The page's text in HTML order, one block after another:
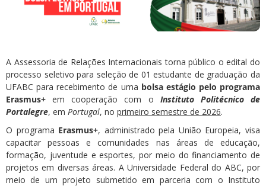
A Assessoria de Relações Internacionais torna público o edital do
processo seletivo para seleção de 01 estudante de graduação da
UFABC para recebimento de uma bolsa estágio pelo programa
Erasmus+ em cooperação com o Instituto Politécnico de
Portalegre, em Portugal, no primeiro semestre de 2026.
O programa Erasmus+, administrado pela União Europeia, visa
capacitar pessoas e comunidades nas áreas de educação,
formação, juventude e esportes, por meio do financiamento de
projetos em diversas áreas. A Universidade Federal do ABC, por
meio de um projeto submetido em parceria com o Instituto